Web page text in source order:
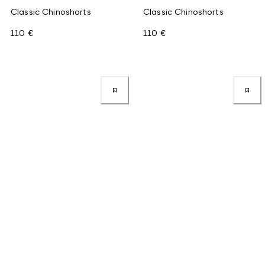
Classic Chinoshorts
110 €
Classic Chinoshorts
110 €